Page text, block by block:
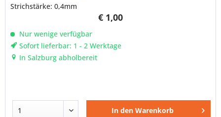
€ 1,00
Strichstärke: 0,4mm
Nur wenige verfügbar
Sofort lieferbar: 1 - 2 Werktage
In Salzburg abholbereit
In den Warenkorb